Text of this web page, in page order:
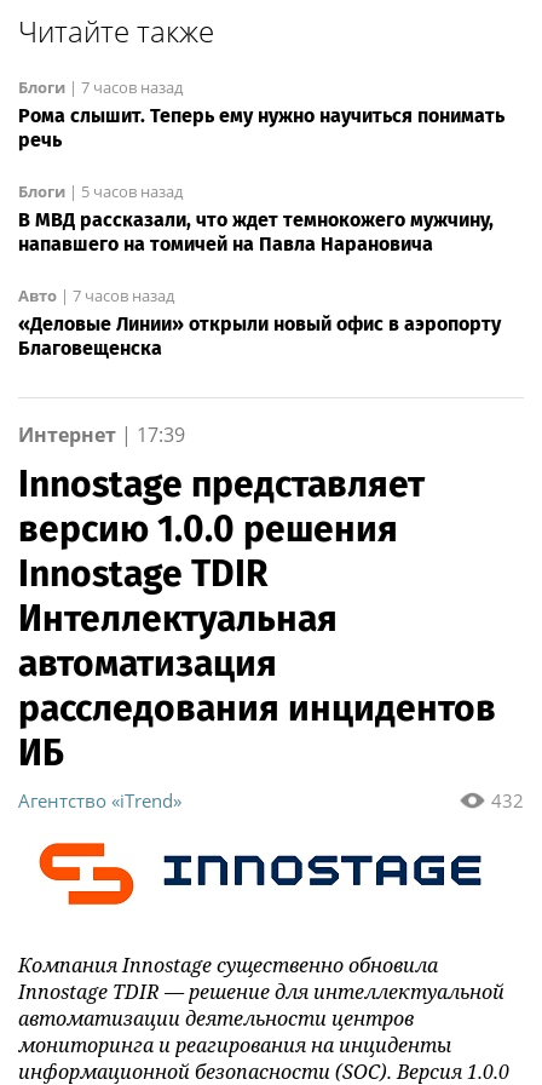
Читайте также
Блоги | 7 часов назад
Рома слышит. Теперь ему нужно научиться понимать
речь
Блоги | 5 часов назад
В МВД рассказали, что ждет темнокожего мужчину,
напавшего на томичей на Павла Нарановича
Авто | 7 часов назад
«Деловые Линии» открыли новый офис в аэропорту
Благовещенска
Интернет | 17:39
Innostage представляет
версию 1.0.0 решения
Innostage TDIR
Интеллектуальная
автоматизация
расследования инцидентов
ИБ
432
Агентство «iTrend»
Компания Innostage существенно обновила
Innostage TDIR — решение для интеллектуальной
автоматизации деятельности центров
мониторинга и реагирования на инциденты
информационной безопасности (SOC). Версия 1.0.0